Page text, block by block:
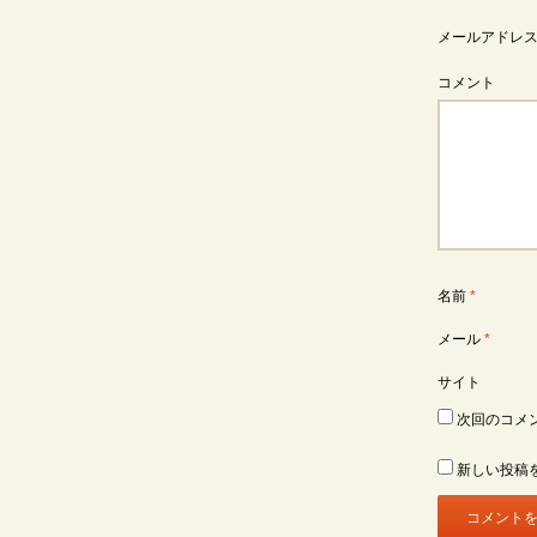
メールアドレ
コメント
名前 *
メール *
サイト
次回のコメ
新しい投稿